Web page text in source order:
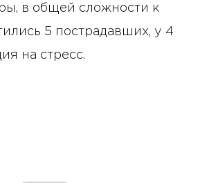
в общей сложности к
5 пострадавших, у 4
на стресс.